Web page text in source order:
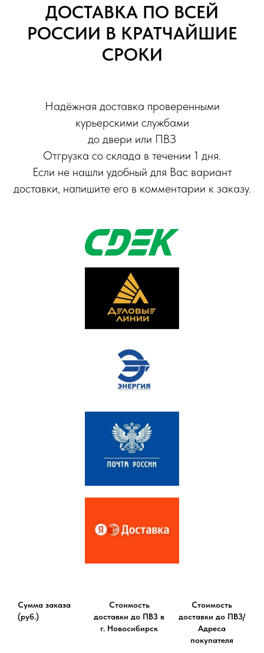
ДОСТАВКА ПО ВСЕЙ
РОССИИ В КРАТЧАЙШИЕ
СРОКИ
Надёжная доставка проверенными
курьерскими службами
до двери или ПВЗ
Отгрузка со склада в течении 1 дня.
Если не нашли удобный для Вас вариант
доставки, напишите его в комментарии к заказу.
Сумма заказа
(руб.)
Стоимость
доставки до ПВЗ в
г. Новосибирск
Стоимость
доставки до ПВЗ/
Адреса
покупателя